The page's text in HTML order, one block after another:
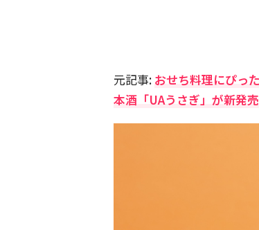
元記事: おせち料理にぴっ
本酒「UAうさぎ」が新発売